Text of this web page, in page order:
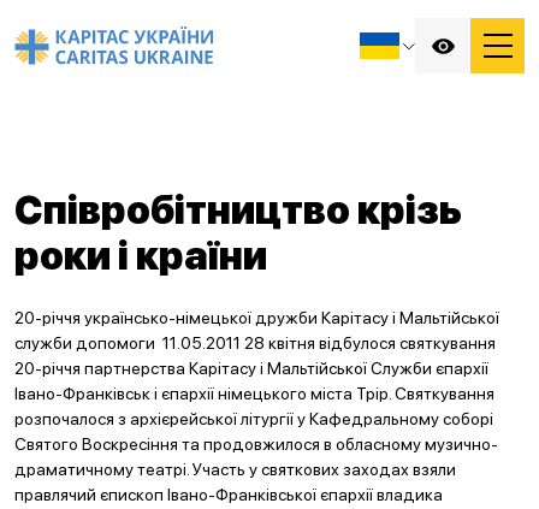
Співробітництво крізь
роки і країни
20-річчя українсько-німецької дружби Карітасу і Мальтійської
служби допомоги 11.05.2011 28 квітня відбулося святкування
20-річчя партнерства Карітасу і Мальтійської Служби єпархії
Івано-Франківськ і єпархії німецького міста Трір. Святкування
розпочалося з архієрейської літургії у Кафедральному соборі
Святого Воскресіння та продовжилося в обласному музично-
драматичному театрі. Участь у святкових заходах взяли
правлячий єпископ Івано-Франківської єпархії владика